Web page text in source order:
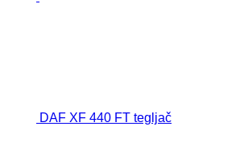
DAF XF 440 FT tegljač